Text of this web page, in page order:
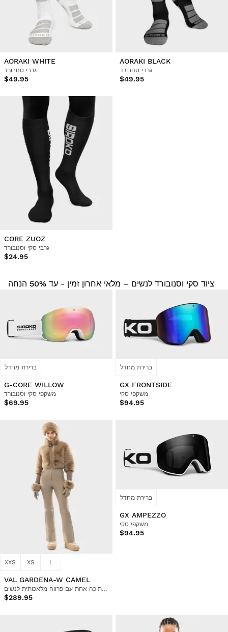
AORAKI WHITE
גרבי סנובורד
$49.95
AORAKI BLACK
גרבי סנובורד
$49.95
CORE ZUOZ
גרבי סקי וסנובורד
$24.95
ציוד סקי וסנובורד לנשים – מלאי אחרון זמין - עד 50% הנחה
ברירת מחדל
G-CORE WILLOW
משקפי סקי וסנובורד
$69.95
ברירת מחדל
GX FRONTSIDE
משקפי סקי
$94.95
XXS XS L
VAL GARDENA-W CAMEL
חליפת סקי רטרו מחתיכה אחת עם פרווה מלאכותית לנשים
$289.95
ברירת מחדל
GX AMPEZZO
משקפי סקי
$94.95